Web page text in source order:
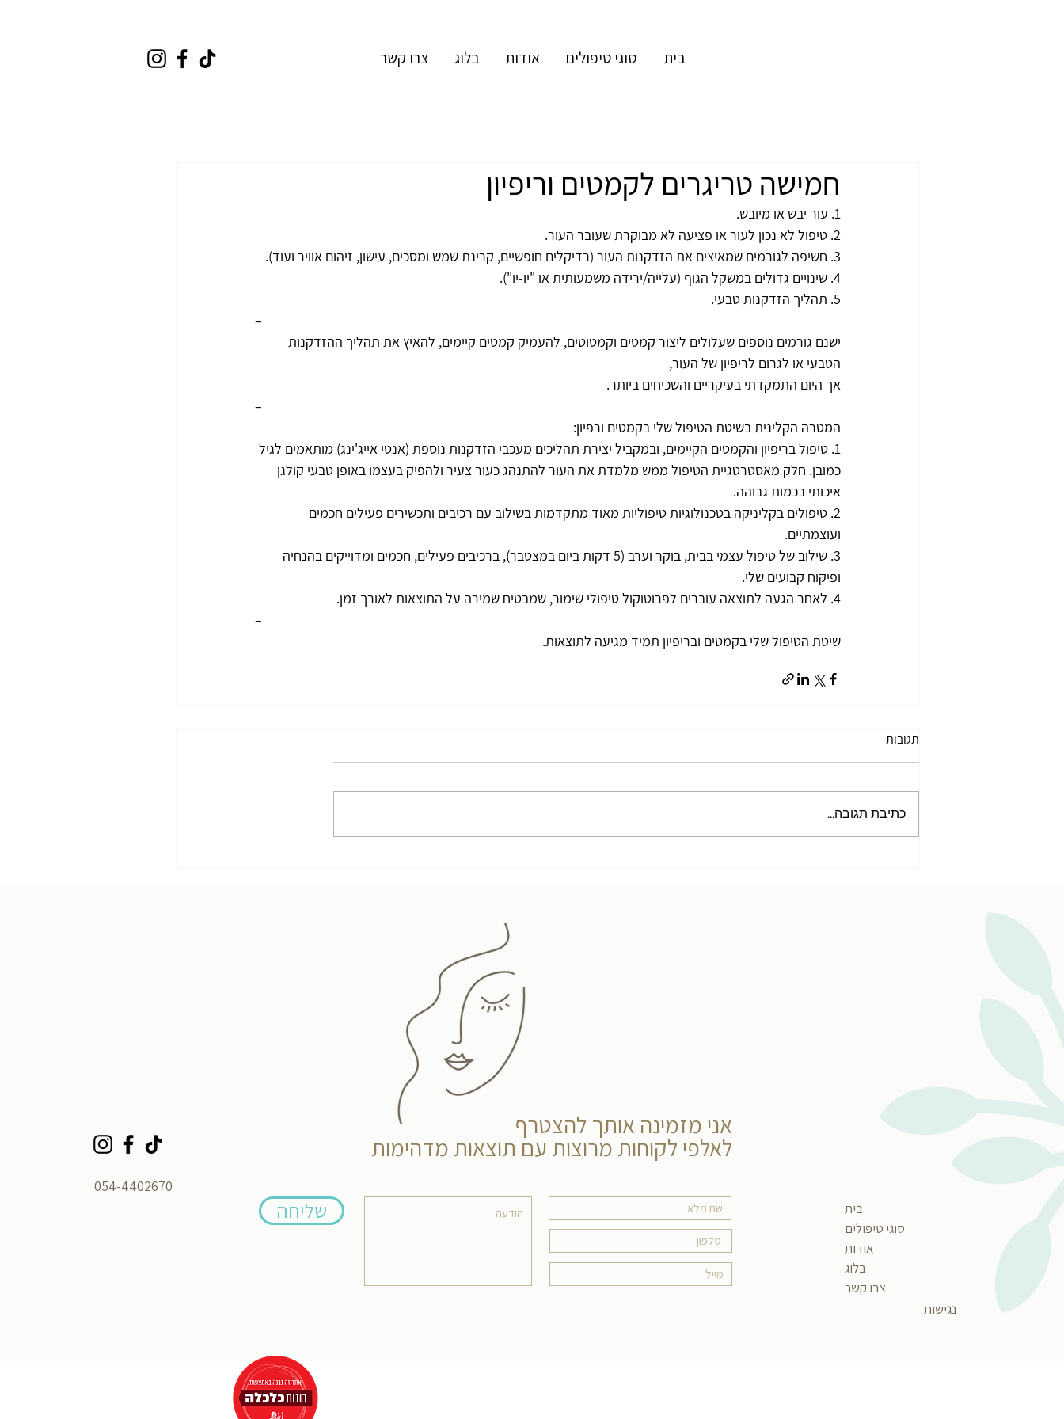
בית סוגי טיפולים אודות בלוג צרו קשר
חמישה טריגרים לקמטים וריפיון
1. עור יבש או מיובש.
2. טיפול לא נכון לעור או פציעה לא מבוקרת שעובר העור.
3. חשיפה לגורמים שמאיצים את הזדקנות העור (רדיקלים חופשיים, קרינת שמש ומסכים, עישון, זיהום אוויר ועוד).
4. שינויים גדולים במשקל הגוף (עלייה/ירידה משמעותית או "יו-יו").
5. תהליך הזדקנות טבעי.
–
ישנם גורמים נוספים שעלולים ליצור קמטים וקמטוטים, להעמיק קמטים קיימים, להאיץ את תהליך ההזדקנות
הטבעי או לגרום לריפיון של העור,
אך היום התמקדתי בעיקריים והשכיחים ביותר.
–
המטרה הקלינית בשיטת הטיפול שלי בקמטים ורפיון:
1. טיפול בריפיון והקמטים הקיימים, ובמקביל יצירת תהליכים מעכבי הזדקנות נוספת (אנטי אייג'ינג) מותאמים לגיל
כמובן. חלק מאסטרטגיית הטיפול ממש מלמדת את העור להתנהג כעור צעיר ולהפיק בעצמו באופן טבעי קולגן
איכותי בכמות גבוהה.
2. טיפולים בקליניקה בטכנולוגיות טיפוליות מאוד מתקדמות בשילוב עם רכיבים ותכשירים פעילים חכמים
ועוצמתיים.
3. שילוב של טיפול עצמי בבית, בוקר וערב (5 דקות ביום במצטבר), ברכיבים פעילים, חכמים ומדוייקים בהנחיה
ופיקוח קבועים שלי.
4. לאחר הגעה לתוצאה עוברים לפרוטוקול טיפולי שימור, שמבטיח שמירה על התוצאות לאורך זמן.
–
שיטת הטיפול שלי בקמטים ובריפיון תמיד מגיעה לתוצאות.
תגובות
כתיבת תגובה...
054-4402670
בית
סוגי טיפולים
אודות
בלוג
צרו קשר
נגישות
אני מזמינה אותך להצטרף
לאלפי לקוחות מרוצות עם תוצאות מדהימות
שליחה